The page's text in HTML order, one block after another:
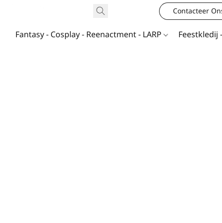
Contacteer
Fantasy - Cosplay - Reenactment - LARP Feestkledij